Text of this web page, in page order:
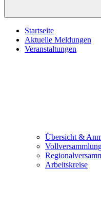
Startseite
Aktuelle Meldungen
Veranstaltungen
Übersicht &
Arbeitskreise